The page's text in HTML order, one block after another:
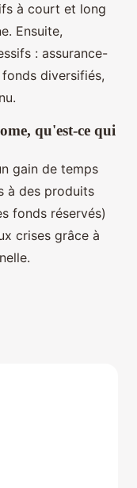
à court et long
Ensuite,
: assurance-
diversifiés,
qu'est-ce qui
gain de temps
à des produits
fonds réservés)
crises grâce à